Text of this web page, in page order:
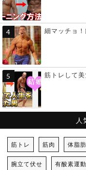
細マッチョ
筋トレして
人
筋トレ 筋肉 体脂
腕立て伏せ 有酸素運動